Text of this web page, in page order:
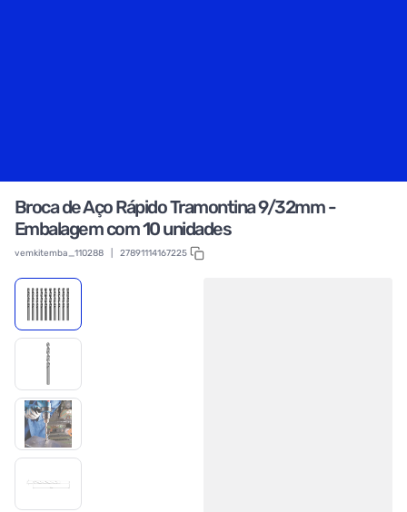
Broca de Aço Rápido Tramontina 9/32mm -
Embalagem com 10 unidades
vemkitemba_110288 27891114167225